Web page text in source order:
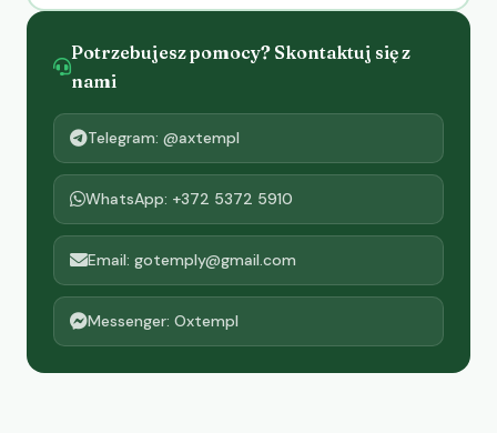
Potrzebujesz pomocy? Skontaktuj się z
nami
Telegram: @axtempl
WhatsApp: +372 5372 5910
Email: gotemply@gmail.com
Messenger: Oxtempl